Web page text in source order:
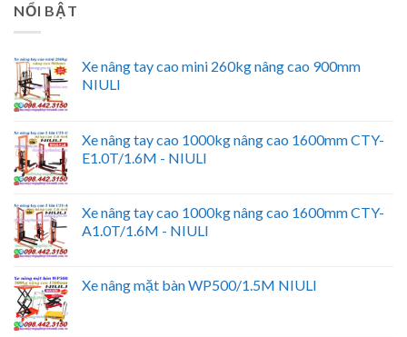
NỔI BẬT
Xe nâng tay cao mini 260kg nâng cao 900mm
NIULI
Xe nâng tay cao 1000kg nâng cao 1600mm CTY-
E1.0T/1.6M - NIULI
Xe nâng tay cao 1000kg nâng cao 1600mm CTY-
A1.0T/1.6M - NIULI
Xe nâng mặt bàn WP500/1.5M NIULI